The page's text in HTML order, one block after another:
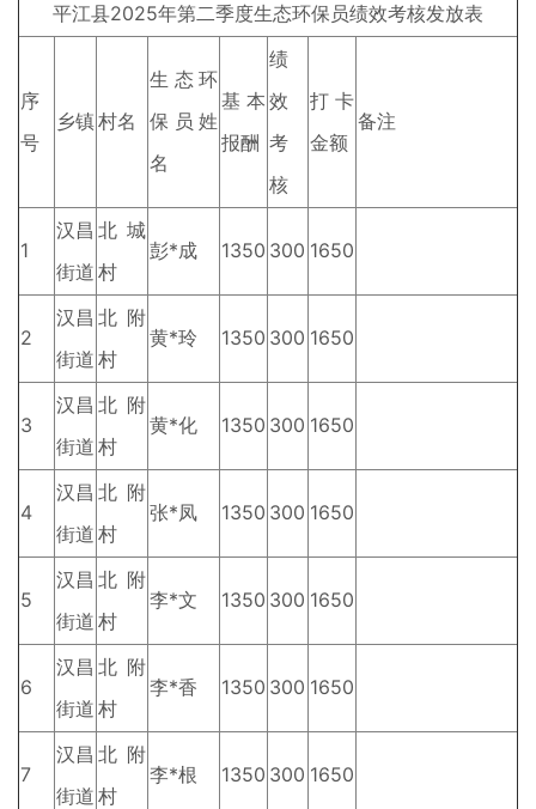
平江县2025年第二季度生态环保员绩效考核发放表
序
号
乡镇村名
生态环
保员姓
名
基本
报酬
绩
效
考
核
打卡
金额
备注
1
汉昌
街道
北城
村
彭*成 1350 300 1650
2
汉昌
街道
北附
村
黄*玲 1350 300 1650
3
汉昌
街道
北附
村
黄*化 1350 300 1650
4
汉昌
街道
北附
村
张*凤 1350 300 1650
5
汉昌
街道
北附
村
李*文 1350 300 1650
6
汉昌
街道
北附
村
李*香 1350 300 1650
7
汉昌
街道
北附
村
李*根 1350 300 1650